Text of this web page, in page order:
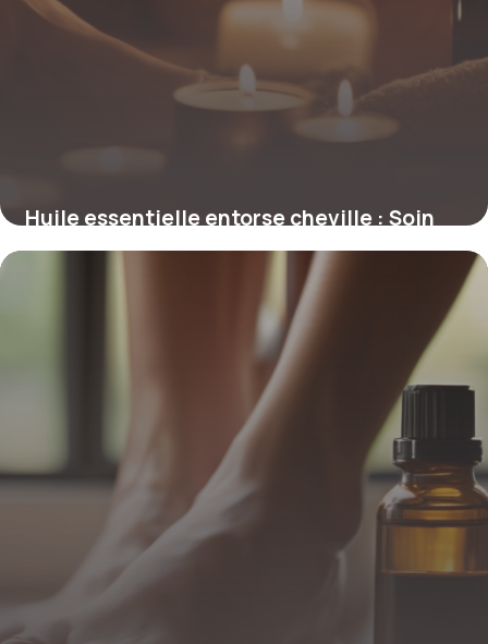
Huile essentielle entorse cheville : Soin
naturel